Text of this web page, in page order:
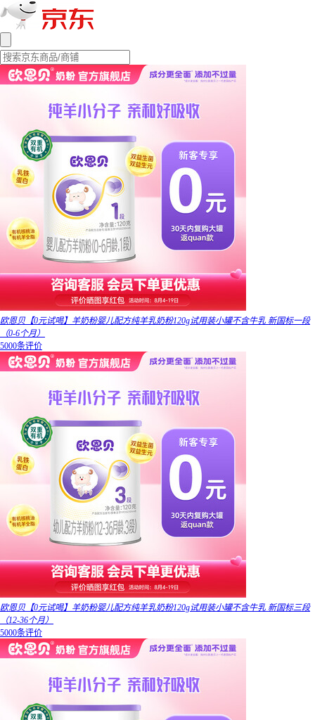
欧恩贝【0元试喝】羊奶粉婴儿配方纯羊乳奶粉120g试用装小罐不含牛乳 新国标一段
（0-6个月）
5000条评价
欧恩贝【0元试喝】羊奶粉婴儿配方纯羊乳奶粉120g试用装小罐不含牛乳 新国标三段
（12-36个月）
5000条评价